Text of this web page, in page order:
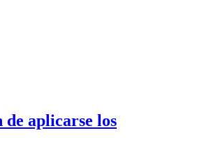
aplicarse los